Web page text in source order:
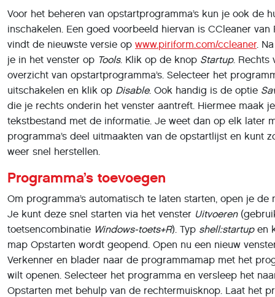
Voor het beheren van opstartprogramma’s kun je ook de
inschakelen. Een goed voorbeeld hiervan is CCleaner van
vindt de nieuwste versie op www.piriform.com/ccleaner.
je in het venster op Tools. Klik op de knop Startup. Rechts
overzicht van opstartprogramma’s. Selecteer het
uitschakelen en klik op Disable. Ook handig is de optie
die je rechts onderin het venster aantreft. Hiermee maak
tekstbestand met de informatie. Je weet dan op elk later
programma’s deel uitmaakten van de opstartlijst en kunt
weer snel herstellen.
Programma’s toevoegen
Om programma’s automatisch te laten starten, open je de
Je kunt deze snel starten via het venster Uitvoeren
toetsencombinatie Windows-toets+R). Typ shell:startupen
map Opstarten wordt geopend. Open nu een nieuw
Verkenner en blader naar de programmamap met het
wilt openen. Selecteer het programma en versleep het
Opstarten met behulp van de rechtermuisknop. Laat het